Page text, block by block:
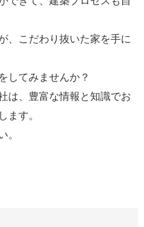
、こだわり抜いた家を手に
してみませんか？
は、豊富な情報と知識でお
ます。
。